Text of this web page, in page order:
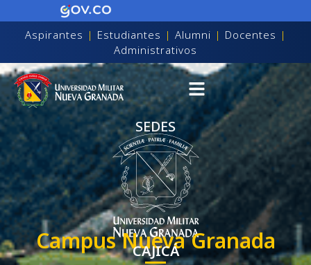
Aspirantes | Estudiantes | Alumni | Docentes |
Administrativos
SEDES
Campus Nueva Granada
CAJICÁ